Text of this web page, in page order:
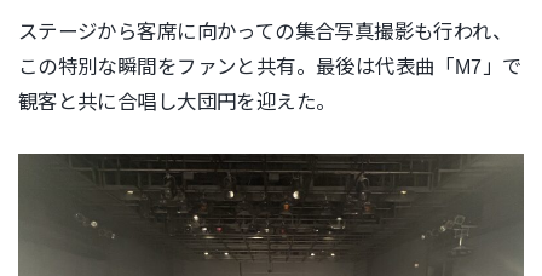
ステージから客席に向かっての集合写真撮影も行われ、
この特別な瞬間をファンと共有。最後は代表曲「M7」 で
観客と共に合唱し大団円を迎えた。